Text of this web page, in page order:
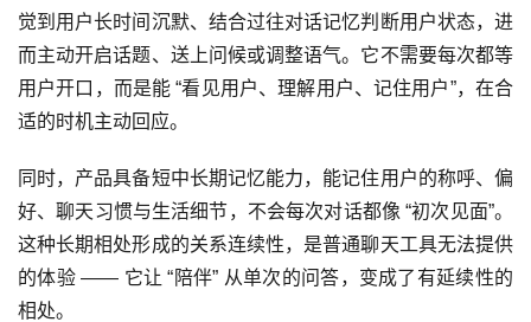
觉到用户长时间沉默、结合过往对话记忆判断用户状态，进
而主动开启话题、送上问候或调整语气。它不需要每次都等
用户开口，而是能 “看见用户、理解用户、记住用户”，在合
适的时机主动回应。
同时，产品具备短中长期记忆能力，能记住用户的称呼、偏
好、聊天习惯与生活细节，不会每次对话都像 “初次见面”。
这种长期相处形成的关系连续性，是普通聊天工具无法提供
的体验 —— 它让 “陪伴” 从单次的问答，变成了有延续性的
相处。